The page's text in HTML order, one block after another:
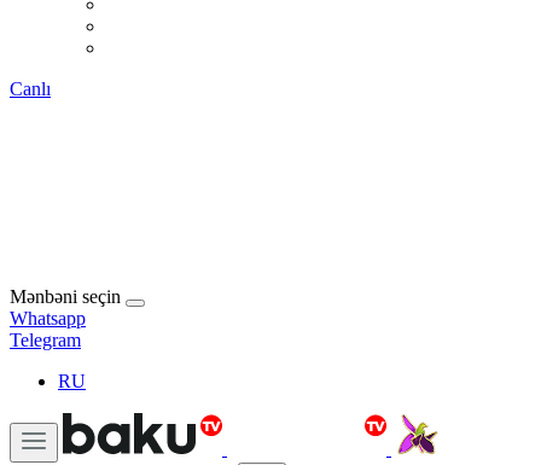
Canlı
Mənbəni seçin
Whatsapp
Telegram
RU